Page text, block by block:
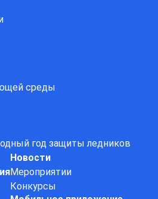
среды
год защиты ледников
Новости
Мероприятии
Конкурсы